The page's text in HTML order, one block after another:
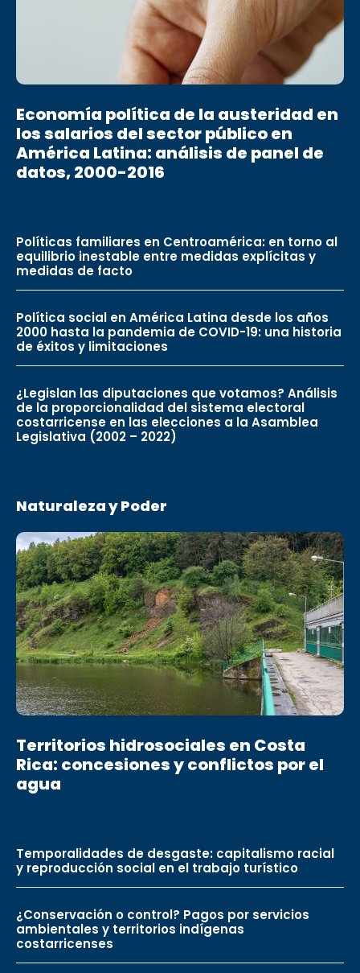
Economía política de la austeridad en
los salarios del sector público en
América Latina: análisis de panel de
datos, 2000-2016
Políticas familiares en Centroamérica: en torno al
equilibrio inestable entre medidas explícitas y
medidas de facto
Política social en América Latina desde los años
2000 hasta la pandemia de COVID-19: una historia
de éxitos y limitaciones
¿Legislan las diputaciones que votamos? Análisis
de la proporcionalidad del sistema electoral
costarricense en las elecciones a la Asamblea
Legislativa (2002 – 2022)
Naturaleza y Poder
Territorios hidrosociales en Costa
Rica: concesiones y conflictos por el
agua
Temporalidades de desgaste: capitalismo racial
y reproducción social en el trabajo turístico
¿Conservación o control? Pagos por servicios
ambientales y territorios indígenas
costarricenses